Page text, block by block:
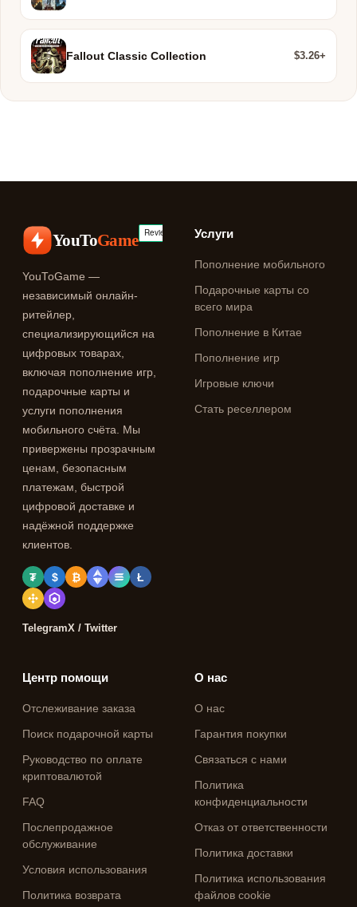
Fallout Classic Collection $3.26+
YouToGame
YouToGame —
независимый онлайн-
ритейлер,
специализирующийся на
цифровых товарах,
включая пополнение игр,
подарочные карты и
услуги пополнения
мобильного счёта. Мы
привержены прозрачным
ценам, безопасным
платежам, быстрой
цифровой доставке и
надёжной поддержке
клиентов.
₮ $ ₿ Ł
TelegramX / Twitter
Услуги
Пополнение мобильного
Подарочные карты со
всего мира
Пополнение в Китае
Пополнение игр
Игровые ключи
Стать реселлером
Центр помощи
Отслеживание заказа
Поиск подарочной карты
Руководство по оплате
криптовалютой
FAQ
Послепродажное
обслуживание
Условия использования
Политика возврата
О нас
О нас
Гарантия покупки
Связаться с нами
Политика
конфиденциальности
Отказ от ответственности
Политика доставки
Политика использования
файлов cookie